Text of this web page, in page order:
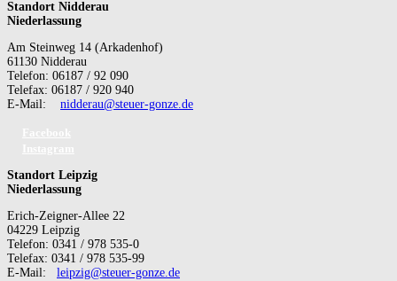
Standort Nidderau
Niederlassung
Am Steinweg 14 (Arkadenhof)
61130 Nidderau
Telefon: 06187 / 92 090
Telefax: 06187 / 920 940
E-Mail: nidderau@steuer-gonze.de
Standort Leipzig
Niederlassung
Erich-Zeigner-Allee 22
04229 Leipzig
Telefon: 0341 / 978 535-0
Telefax: 0341 / 978 535-99
E-Mail: leipzig@steuer-gonze.de